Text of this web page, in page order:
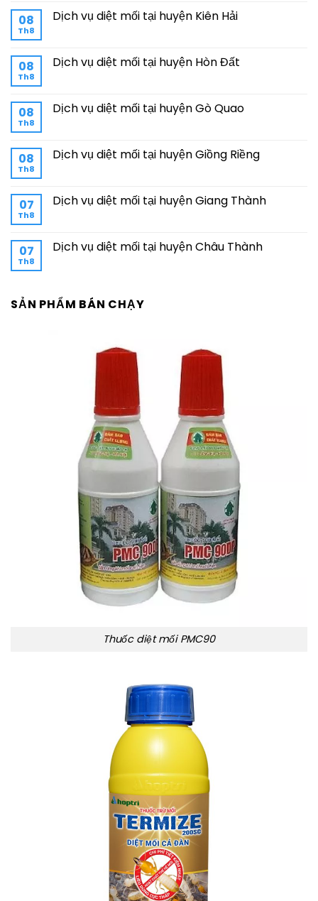
08
Th8
Dịch vụ diệt mối tại huyện Kiên Hải
08
Th8
Dịch vụ diệt mối tại huyện Hòn Đất
08
Th8
Dịch vụ diệt mối tại huyện Gò Quao
08
Th8
Dịch vụ diệt mối tại huyện Giồng Riềng
07
Th8
Dịch vụ diệt mối tại huyện Giang Thành
07
Th8
Dịch vụ diệt mối tại huyện Châu Thành
SẢN PHẨM BÁN CHẠY
Thuốc diệt mối PMC90